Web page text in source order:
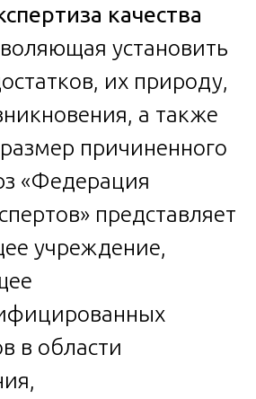
качества
установить
их природу,
а также
причиненного
«Федерация
представляет
учреждение,
в области